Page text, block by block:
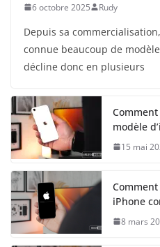
6 octobre 2025 Rudy
Depuis sa
connue beaucoup de
décline donc en plusieurs
modèle
15 mai
iPhone
8 mars